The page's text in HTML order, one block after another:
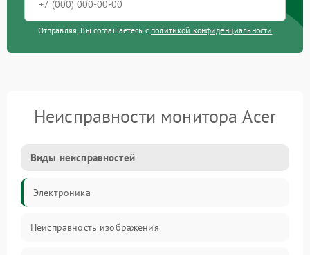
Отправляя, Вы соглашаетесь с политикой конфиденциальности
Неисправности монитора Acer
Виды неисправностей
Электроника
Неисправность изображения